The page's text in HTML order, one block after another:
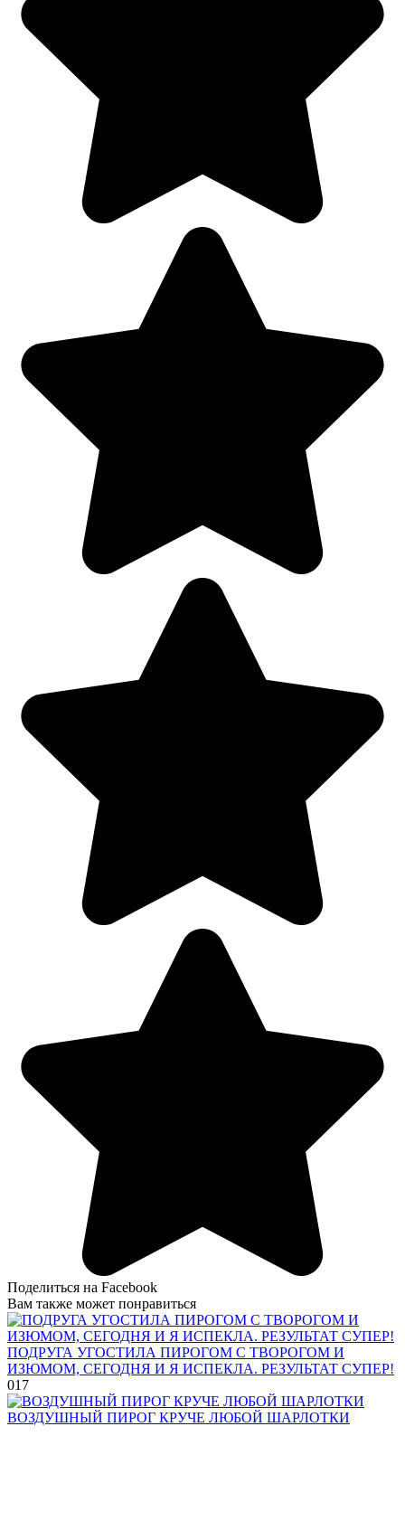
Поделиться на Facebook
Вам также может понравиться
ПОДРУГА УГОСТИЛА ПИРОГОМ С ТВОРОГОМ И
ИЗЮМОМ, СЕГОДНЯ И Я ИСПЕКЛА. РЕЗУЛЬТАТ СУПЕР!
017
ВОЗДУШНЫЙ ПИРОГ КРУЧЕ ЛЮБОЙ ШАРЛОТКИ